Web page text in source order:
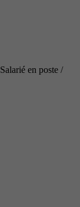
Salarié en poste /